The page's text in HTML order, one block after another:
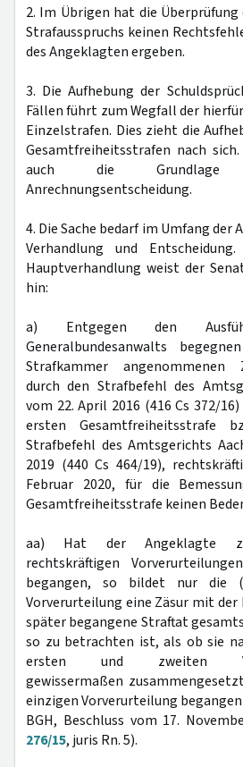
2. Im Übrigen hat die Überprüfung
Strafausspruchs keinen
des Angeklagten ergeben.
3. Die Aufhebung der
Fällen führt zum Wegfall der
Einzelstrafen. Dies zieht die
Gesamtfreiheitsstrafen nach
auch die
Anrechnungsentscheidung.
4. Die Sache bedarf im Umfang der
Verhandlung und
Hauptverhandlung weist der
hin:
a) Entgegen den
Generalbundesanwalts
Strafkammer angenommenen
durch den Strafbefehl des
vom 22. April 2016 (416 Cs 372/
ersten Gesamtfreiheitsstrafe
Strafbefehl des Amtsgerichts
2019 (440 Cs 464/19),
Februar 2020, für die
Gesamtfreiheitsstrafe keinen
aa) Hat der Angeklagte
rechtskräftigen
begangen, so bildet nur die
Vorverurteilung eine Zäsur mit der
später begangene Straftat
so zu betrachten ist, als ob sie
ersten und zweiten
gewissermaßen
einzigen Vorverurteilung
BGH, Beschluss vom 17.
276/15, juris Rn. 5).